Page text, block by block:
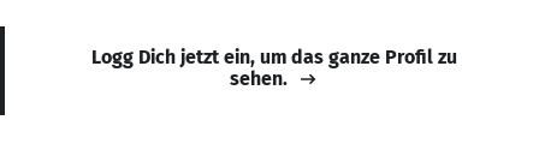
Logg Dich jetzt ein, um das ganze Profil zu
sehen.